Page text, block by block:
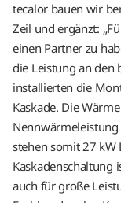
tecalor bauen wir
Zeil und ergänzt:
einen Partner zu
die Leistung an den
installierten die
Kaskade. Die
stehen somit 27 kW
Kaskadenschaltung
auch für große